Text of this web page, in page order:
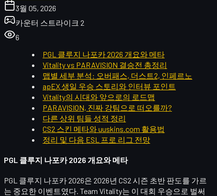
3월 05, 2026
카운터 스트라이크 2
6
PGL 클루지 나포카 2026 개요와 메타
Vitality vs PARAVISION 결승전 총정리
맵별 세부 분석: 오버패스, 더스트2, 인페르노
apEX 생일 우승 스토리와 인터뷰 포인트
Vitality의 시대와 앞으로의 로드맵
PARAVISION, 진짜 강팀으로 떠오를까?
다른 상위 팀들 성적 정리
CS2 스킨 메타와 uuskins.com 활용법
정리 및 다음 ESL 프로 리그 전망
PGL 클루지 나포카 2026 개요와 메타
PGL 클루지 나포카 2026은 2026년 CS2 시즌 초반 판도를 가르
는 중요한 이벤트였다. Team Vitality는 이 대회 우승으로 벌써